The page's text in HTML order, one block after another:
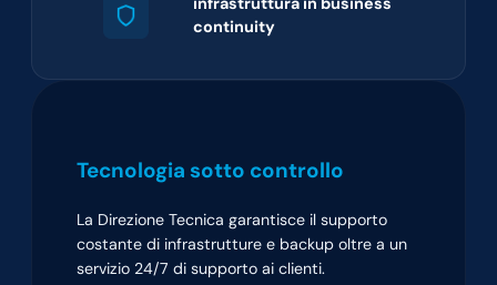
continuity
Tecnologia sotto controllo
La Direzione Tecnica garantisce il supporto
costante di infrastrutture e backup oltre a un
servizio 24/7 di supporto ai clienti.